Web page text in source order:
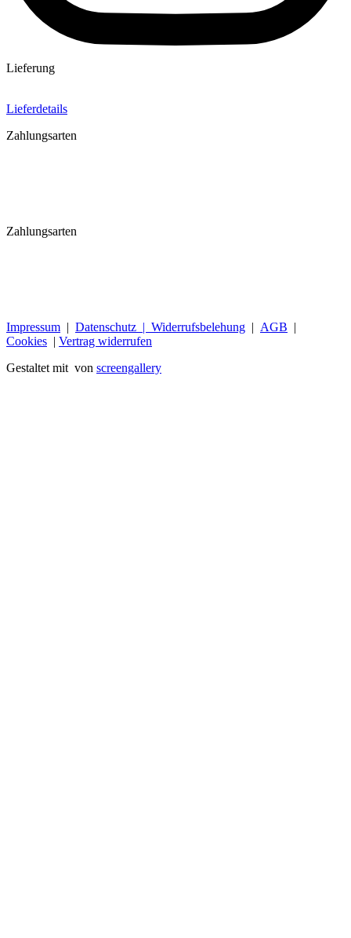
Lieferung
Lieferdetails
Zahlungsarten
Zahlungsarten
Impressum | Datenschutz | Widerrufsbelehung | AGB |
Cookies | Vertrag widerrufen
Gestaltet mit von screengallery